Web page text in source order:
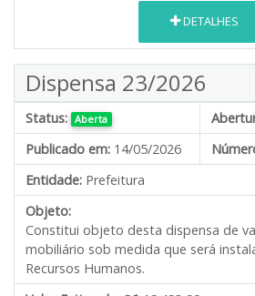
DETALHES
Dispensa 23/2026
Status: Aberta
Publicado em: 14/05/2026
Entidade: Prefeitura
Objeto:
Constitui objeto desta dispensa de
mobiliário sob medida que será
Recursos Humanos.